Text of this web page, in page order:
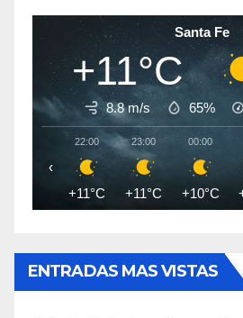
Santa Fe
+11°C
8.8 m/s 65%
22:00
+11°C
23:00
+11°C
00:00
+10°C
‹
ENTRADAS MAS VISTAS